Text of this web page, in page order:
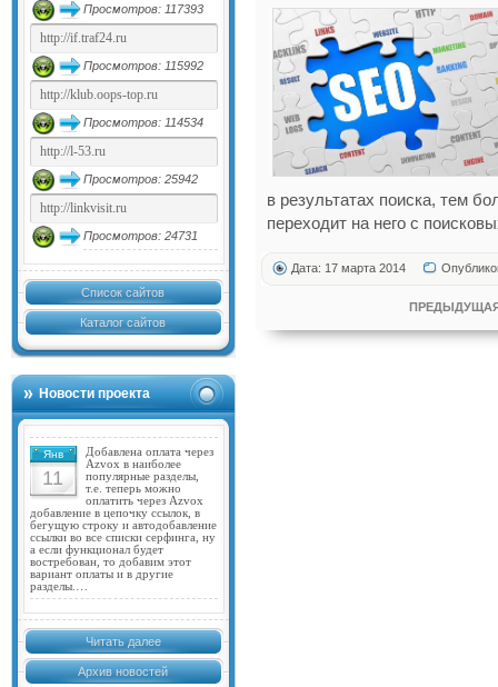
Просмотров: 117393
Просмотров: 115992
Просмотров: 114534
Просмотров: 25942
Просмотров: 24731
Список сайтов
Каталог сайтов
Новости проекта
Янв
11
Добавлена оплата через
Azvox в наиболее
популярные разделы,
т.е. теперь можно
оплатить через Azvox
добавление в цепочку ссылок, в
бегущую строку и автодобавление
ссылки во все списки серфинга, ну
а если функционал будет
востребован, то добавим этот
вариант оплаты и в другие
разделы.…
Читать далее
Архив новостей
в результатах поиска, тем
переходит на него с
Дата: 17 марта 2014